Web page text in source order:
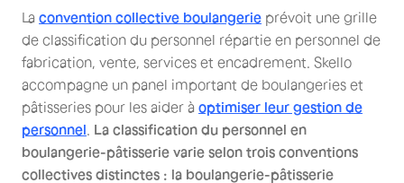
La convention collective boulangerie prévoit une grille
de classification du personnel répartie en personnel de
fabrication, vente, services et encadrement. Skello
accompagne un panel important de boulangeries et
pâtisseries pour les aider à optimiser leur gestion de
personnel La classification du personnel en
boulangerie-pâtisserie varie selon trois conventions
collectives distinctes : la boulangerie-pâtisserie